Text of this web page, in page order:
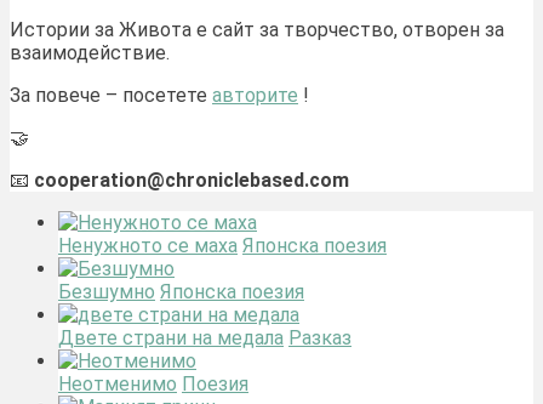
Истории за Живота е сайт за творчество, отворен за
взаимодействие.
За повече – посетете авторите !
🤝
📧 cooperation@chroniclebased.com
Ненужното се маха Японска поезия
Безшумно Японска поезия
Двете страни на медала Разказ
Неотменимо Поезия